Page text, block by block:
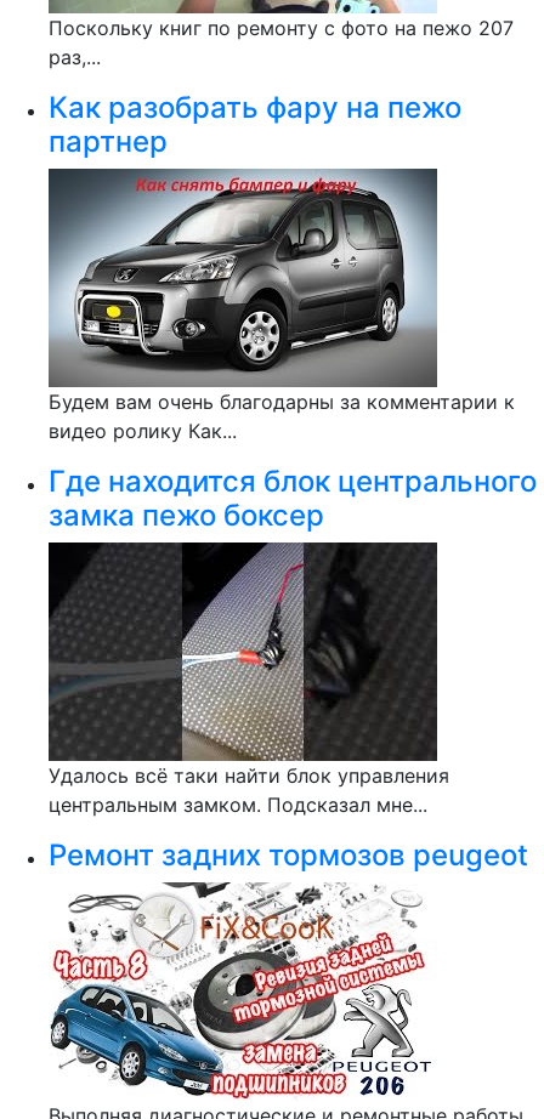
Поскольку книг по ремонту с фото на пежо 207
раз,...
Как разобрать фару на пежо
партнер
Будем вам очень благодарны за комментарии к
видео ролику Как...
Где находится блок центрального
замка пежо боксер
Удалось всё таки найти блок управления
центральным замком. Подсказал мне...
Ремонт задних тормозов peugeot